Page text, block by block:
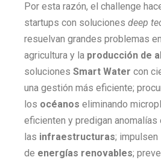
Por esta razón, el challenge
startups con soluciones deep
resuelvan grandes problemas
agricultura y la producción de
soluciones Smart Water con
una gestión más eficiente;
los océanos eliminando
eficienten y predigan anomalías
las infraestructuras;
de energías renovables;